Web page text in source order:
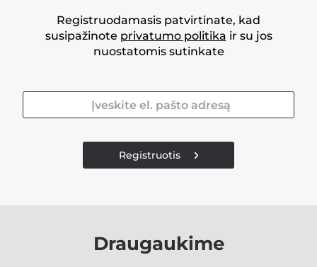
Registruodamasis patvirtinate, kad
susipažinote privatumo politika ir su jos
nuostatomis sutinkate
Registruotis
Draugaukime